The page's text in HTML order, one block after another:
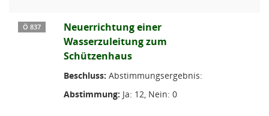
Ö 837
Neuerrichtung einer
Wasserzuleitung zum
Schützenhaus
Beschluss: Abstimmungsergebnis:
Abstimmung: Ja: 12, Nein: 0